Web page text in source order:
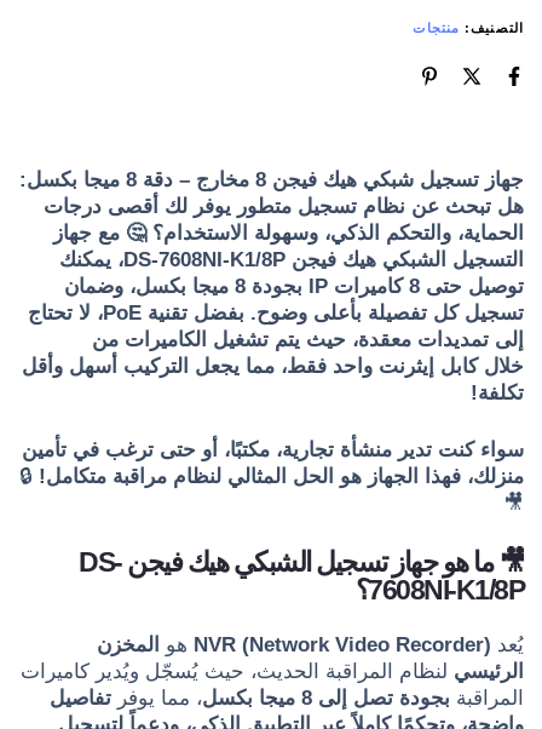
التصنيف: منتجات
جهاز تسجيل شبكي هيك فيجن 8 مخارج – دقة 8 ميجا بكسل:
هل تبحث عن نظام تسجيل متطور يوفر لك أقصى درجات
الحماية، والتحكم الذكي، وسهولة الاستخدام؟ 🤔 مع جهاز
التسجيل الشبكي هيك فيجن DS-7608NI-K1/8P، يمكنك
توصيل حتى 8 كاميرات IP بجودة 8 ميجا بكسل، وضمان
تسجيل كل تفصيلة بأعلى وضوح. بفضل تقنية PoE، لا تحتاج
إلى تمديدات معقدة، حيث يتم تشغيل الكاميرات من
خلال كابل إيثرنت واحد فقط، مما يجعل التركيب أسهل وأقل
تكلفة!
سواء كنت تدير منشأة تجارية، مكتبًا، أو حتى ترغب في تأمين
منزلك، فهذا الجهاز هو الحل المثالي لنظام مراقبة متكامل! 🔒
🎥
🎥 ما هو جهاز تسجيل الشبكي هيك فيجن DS-
7608NI-K1/8P؟
يُعد NVR (Network Video Recorder) هو المخزن
الرئيسي لنظام المراقبة الحديث، حيث يُسجّل ويُدير كاميرات
المراقبة بجودة تصل إلى 8 ميجا بكسل ، مما يوفر تفاصيل